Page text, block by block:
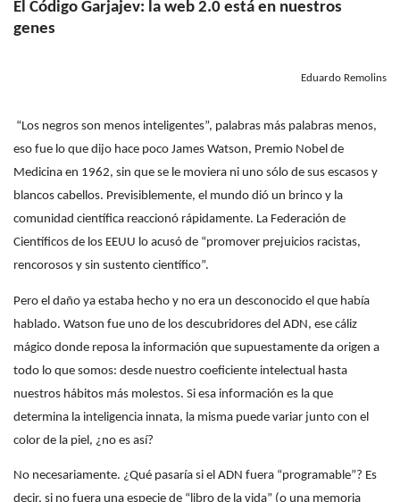
El Código Garjajev: la web 2.0 está en nuestros
genes
Eduardo Remolins
“Los negros son menos inteligentes”, palabras más palabras menos,
eso fue lo que dijo hace poco James Watson, Premio Nobel de
Medicina en 1962, sin que se le moviera ni uno sólo de sus escasos y
blancos cabellos. Previsiblemente, el mundo dió un brinco y la
comunidad científica reaccionó rápidamente. La Federación de
Científicos de los EEUU lo acusó de “promover prejuicios racistas,
rencorosos y sin sustento científico”.
Pero el daño ya estaba hecho y no era un desconocido el que había
hablado. Watson fue uno de los descubridores del ADN, ese cáliz
mágico donde reposa la información que supuestamente da origen a
todo lo que somos: desde nuestro coeficiente intelectual hasta
nuestros hábitos más molestos. Si esa información es la que
determina la inteligencia innata, la misma puede variar junto con el
color de la piel, ¿no es así?
No necesariamente. ¿Qué pasaría si el ADN fuera “programable”? Es
decir, si no fuera una especie de “libro de la vida” (o una memoria